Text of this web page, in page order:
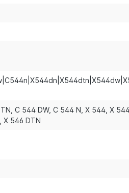
, C 544 DW, C 544 N , X 544 , X
, X 546 DTN